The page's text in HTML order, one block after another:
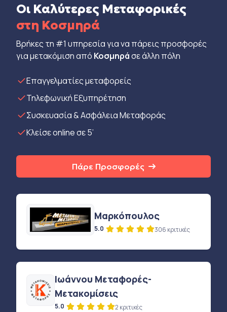
Οι Καλύτερες Μεταφορικές
στη Κοσμηρά
Βρήκες τη #1 υπηρεσία για να πάρεις προσφορές
για μετακόμιση από Κοσμηράσε άλλη πόλη
Eπαγγελματίες μεταφορείς
Τηλεφωνική Εξυπηρέτηση
Συσκευασία & Ασφάλεια Μεταφοράς
Κλείσε online σε 5’
Πάρε Προσφορές
Μαρκόπουλος
5.0 306 κριτικές
Ιωάννου Μεταφορές-
Μετακομίσεις
5.0 2 κριτικές